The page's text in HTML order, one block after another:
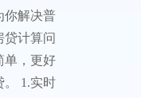
计算
助手